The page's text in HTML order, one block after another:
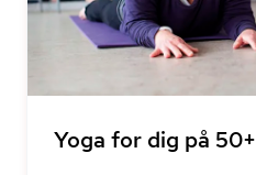
Yoga for dig på 50+